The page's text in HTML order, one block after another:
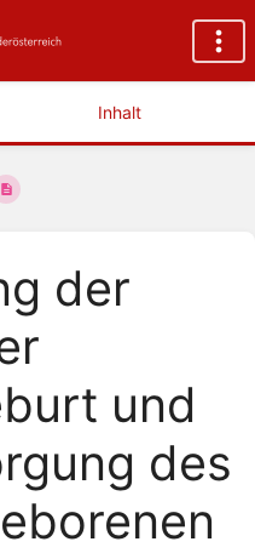
Inhalt
der
und
des